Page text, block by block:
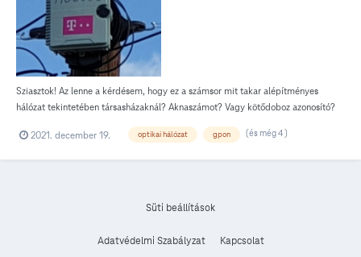
Sziasztok! Az lenne a kérdésem, hogy ez a számsor mit takar alépítményes
hálózat tekintetében társasházaknál? Aknaszámot? Vagy kötődoboz azonosító?
40G0138 a szám, a másodikban meg 40G0138.1 Ami az én elméletemben
2021. december 19. optikai hálózat gpon (és még 4 )
Süti beállítások
Adatvédelmi Szabályzat Kapcsolat